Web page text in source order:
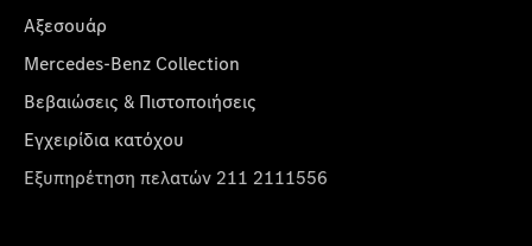
Αξεσουάρ
Mercedes-Benz Collection
Βεβαιώσεις & Πιστοποιήσεις
Εγχειρίδια κατόχου
Εξυπηρέτηση πελατών 211 2111556